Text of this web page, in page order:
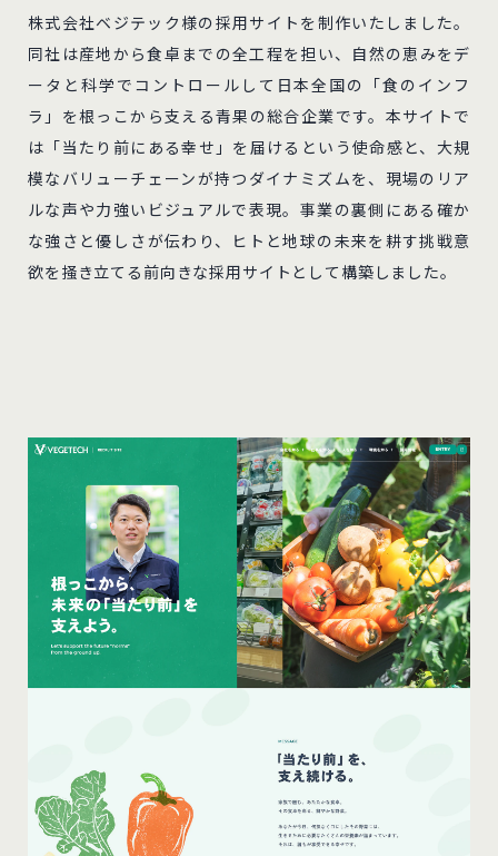
株式会社ベジテック様の採用サイトを制作いたしました。
同社は産地から食卓までの全工程を担い、自然の恵みをデ
ータと科学でコントロールして日本全国の「食のインフ
ラ」を根っこから支える青果の総合企業です。本サイトで
は「当たり前にある幸せ」を届けるという使命感と、大規
模なバリューチェーンが持つダイナミズムを、現場のリア
ルな声や力強いビジュアルで表現。事業の裏側にある確か
な強さと優しさが伝わり、ヒトと地球の未来を耕す挑戦意
欲を掻き立てる前向きな採用サイトとして構築しました。